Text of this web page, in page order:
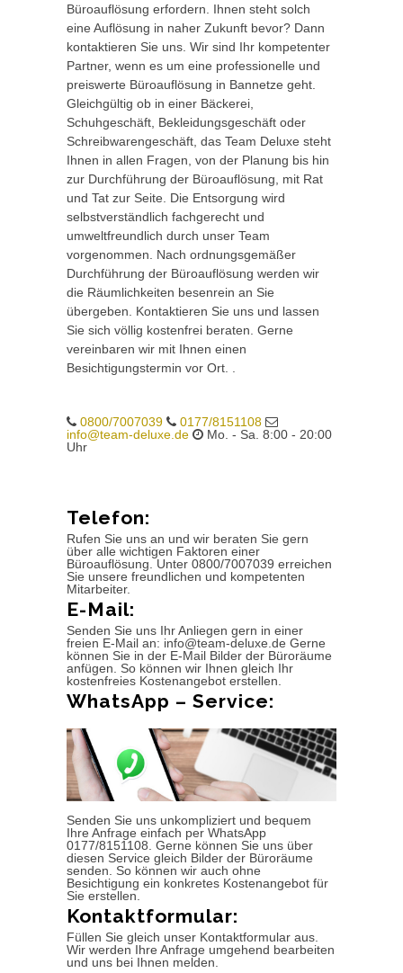
Büroauflösung erfordern. Ihnen steht solch
eine Auflösung in naher Zukunft bevor? Dann
kontaktieren Sie uns. Wir sind Ihr kompetenter
Partner, wenn es um eine professionelle und
preiswerte Büroauflösung in Bannetze geht.
Gleichgültig ob in einer Bäckerei,
Schuhgeschäft, Bekleidungsgeschäft oder
Schreibwarengeschäft, das Team Deluxe steht
Ihnen in allen Fragen, von der Planung bis hin
zur Durchführung der Büroauflösung, mit Rat
und Tat zur Seite. Die Entsorgung wird
selbstverständlich fachgerecht und
umweltfreundlich durch unser Team
vorgenommen. Nach ordnungsgemäßer
Durchführung der Büroauflösung werden wir
die Räumlichkeiten besenrein an Sie
übergeben. Kontaktieren Sie uns und lassen
Sie sich völlig kostenfrei beraten. Gerne
vereinbaren wir mit Ihnen einen
Besichtigungstermin vor Ort. .
0800/7007039
0177/8151108
info@team-deluxe.de
Mo. - Sa. 8:00 - 20:00
Uhr
Telefon:
Rufen Sie uns an und wir beraten Sie gern
über alle wichtigen Faktoren einer
Büroauflösung. Unter 0800/7007039 erreichen
Sie unsere freundlichen und kompetenten
Mitarbeiter.
E-Mail:
Senden Sie uns Ihr Anliegen gern in einer
freien E-Mail an: info@team-deluxe.de Gerne
können Sie in der E-Mail Bilder der Büroräume
anfügen. So können wir Ihnen gleich Ihr
kostenfreies Kostenangebot erstellen.
WhatsApp – Service:
Senden Sie uns unkompliziert und bequem
Ihre Anfrage einfach per WhatsApp
0177/8151108. Gerne können Sie uns über
diesen Service gleich Bilder der Büroräume
senden. So können wir auch ohne
Besichtigung ein konkretes Kostenangebot für
Sie erstellen.
Kontaktformular:
Füllen Sie gleich unser Kontaktformular aus.
Wir werden Ihre Anfrage umgehend bearbeiten
und uns bei Ihnen melden.